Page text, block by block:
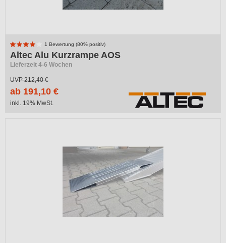
1 Bewertung (80% positiv)
Altec Alu Kurzrampe AOS
Lieferzeit 4-6 Wochen
UVP212,40 €
ab 191,10 €
inkl. 19% MwSt.